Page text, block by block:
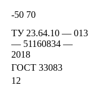
-50 70
ТУ 23.64.10 — 013
— 51160834 —
2018
ГОСТ 33083
12